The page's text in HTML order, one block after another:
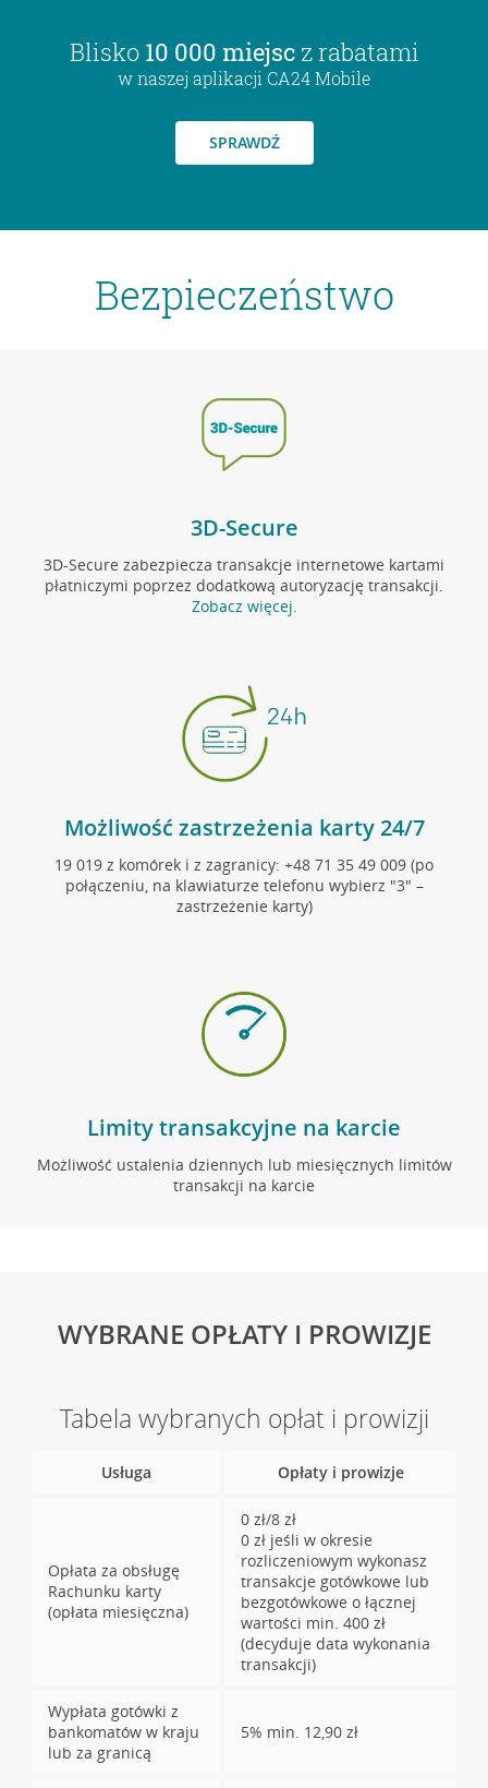
Blisko 10 000 miejsc z rabatami
w naszej aplikacji CA24 Mobile
SPRAWDŹ
Bezpieczeństwo
3D-Secure
3D-Secure zabezpiecza transakcje internetowe kartami
płatniczymi poprzez dodatkową autoryzację transakcji.
Zobacz więcej.
Możliwość zastrzeżenia karty 24/7
19 019 z komórek i z zagranicy: +48 71 35 49 009 (po
połączeniu, na klawiaturze telefonu wybierz "3" –
zastrzeżenie karty)
Limity transakcyjne na karcie
Możliwość ustalenia dziennych lub miesięcznych limitów
transakcji na karcie
WYBRANE OPŁATY I PROWIZJE
Tabela wybranych opłat i prowizji
Usługa Opłaty i prowizje
Opłata za obsługę
Rachunku karty
(opłata miesięczna)
0 zł/8 zł
0 zł jeśli w okresie
rozliczeniowym wykonasz
transakcje gotówkowe lub
bezgotówkowe o łącznej
wartości min. 400 zł
(decyduje data wykonania
transakcji)
Wypłata gotówki z
bankomatów w kraju
lub za granicą
5% min. 12,90 zł